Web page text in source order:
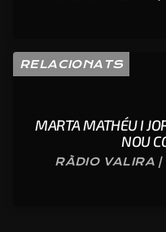
RELACIONATS
MARTA MATHÉU I
NOU
RÀDIO VALIRA